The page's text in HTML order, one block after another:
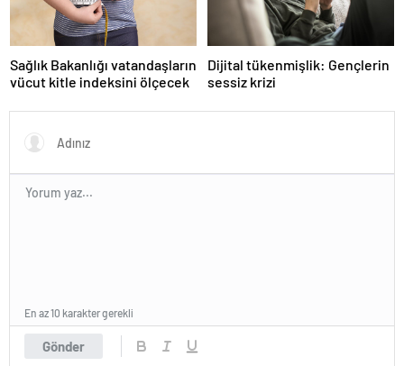
Sağlık Bakanlığı vatandaşların
vücut kitle indeksini ölçecek
Dijital tükenmişlik: Gençlerin
sessiz krizi
Gönder
En az 10 karakter gerekli